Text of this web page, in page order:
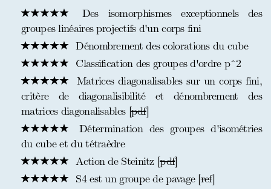
Des isomorphismes exceptionnels des
groupes linéaires projectifs d'un corps fini
Dénombrement des colorations du cube
Classification des groupes d'ordre p^2
Matrices diagonalisables sur un corps fini,
critère de diagonalisibilité et dénombrement des
matrices diagonalisables [pdf]
Détermination des groupes d'isométries
du cube et du tétraèdre
Action de Steinitz [pdf]
S4 est un groupe de pavage [ref]